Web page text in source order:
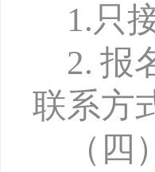
1.只
2. 报
联系方
（ 四 ）